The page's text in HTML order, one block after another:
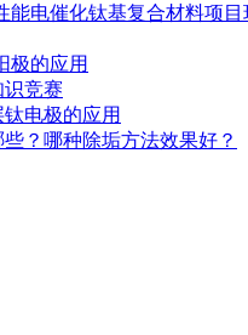
能电催化钛基复合材料项
极的应用
竞赛
电极的应用
？哪种除垢方法效果好？